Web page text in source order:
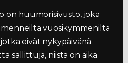
on huumorisivusto, joka
vuosikymmeniltä
eivät nykypäivänä
sallittuja, niistä on aika